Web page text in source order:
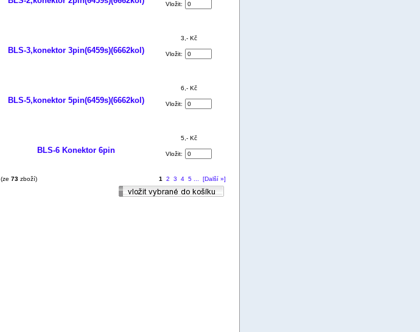
Vložit:
BLS-3,konektor 3pin(6459s)(6662kol)
3,- Kč
Vložit:
BLS-5,konektor 5pin(6459s)(6662kol)
6,- Kč
Vložit:
BLS-6 Konektor 6pin
5,- Kč
Vložit:
(ze 73 zboží) 1 2 3 4 5 [Další »]